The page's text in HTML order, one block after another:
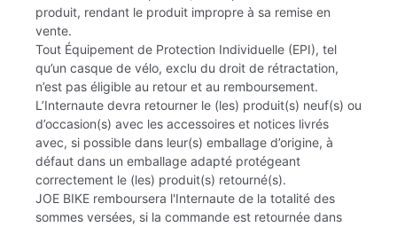
produit, rendant le produit impropre à sa remise en
vente.
Tout Équipement de Protection Individuelle (EPI), tel
qu’un casque de vélo, exclu du droit de rétractation,
n’est pas éligible au retour et au remboursement.
L’Internaute devra retourner le (les) produit(s) neuf(s) ou
d’occasion(s) avec les accessoires et notices livrés
avec, si possible dans leur(s) emballage d’origine, à
défaut dans un emballage adapté protégeant
correctement le (les) produit(s) retourné(s).
JOE BIKE remboursera l'Internaute de la totalité des
sommes versées, si la commande est retournée dans